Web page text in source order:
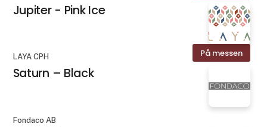
Jupiter - Pink Ice
På messen
LAYA CPH
Saturn – Black
Fondaco AB